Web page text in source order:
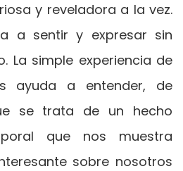
y reveladora a la vez.
a sentir y expresar sin
La simple experiencia de
ayuda a entender, de
se trata de un hecho
que nos muestra
sobre nosotros